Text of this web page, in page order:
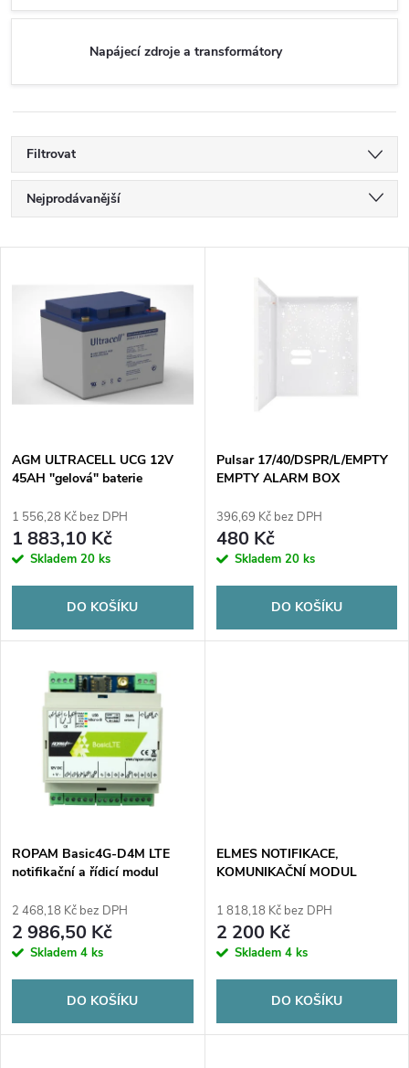
Napájecí zdroje a transformátory
Filtrovat
Ř
a
p
r
o
u
Nejprodávanější
Abecedně
i
s
p
r
o
d
AGM ULTRACELL UCG 12V
45AH "gelová" baterie
1 556,28 Kč bez DPH
1 883,10 Kč
Skladem 20 ks
DO KOŠÍKU
Pulsar 17/40/DSPR/L/EMPTY
EMPTY ALARM BOX
396,69 Kč bez DPH
480 Kč
Skladem 20 ks
DO KOŠÍKU
ROPAM Basic4G-D4M LTE
notifikační a řídicí modul
2 468,18 Kč bez DPH
2 986,50 Kč
Skladem 4 ks
DO KOŠÍKU
ELMES NOTIFIKACE,
KOMUNIKAČNÍ MODUL
1 818,18 Kč bez DPH
2 200 Kč
Skladem 4 ks
DO KOŠÍKU